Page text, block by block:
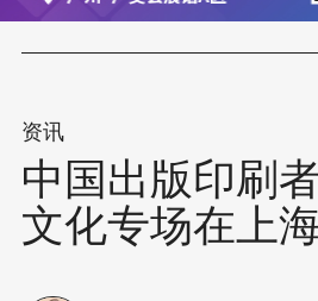
资讯
中国出版印刷
文化专场在上